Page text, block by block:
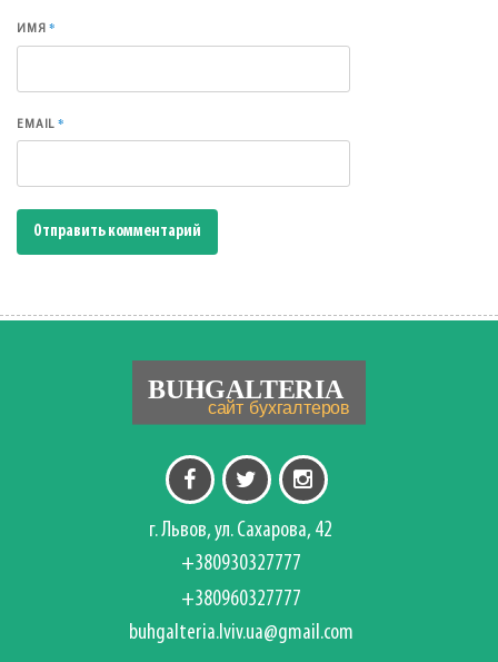
ИМЯ*
EMAIL*
г. Львов, ул. Сахарова, 42
+380930327777
+380960327777
buhgalteria.lviv.ua@gmail.com